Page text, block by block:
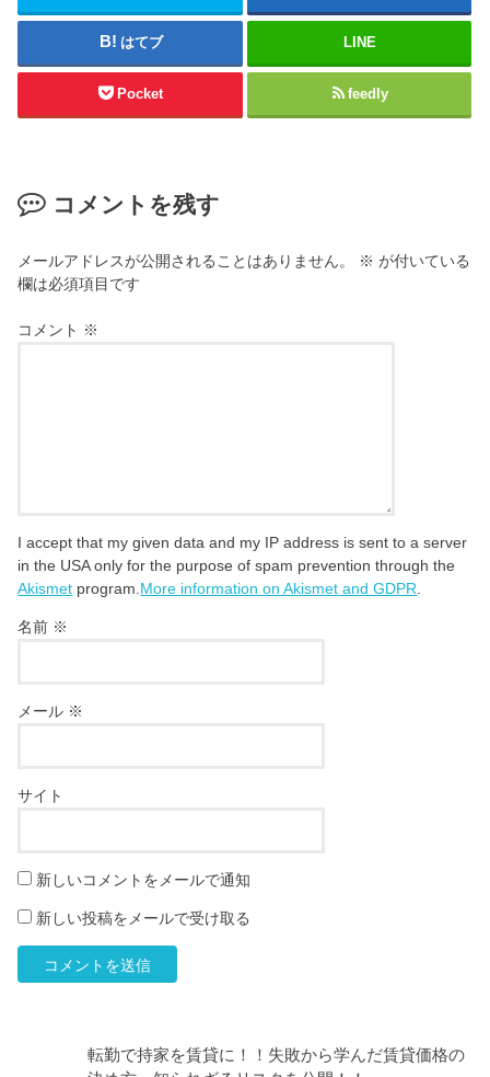
はてブ LINE
Pocket feedly
コメントを残す
メールアドレスが公開されることはありません。 ※ が付いている
欄は必須項目です
コメント ※
I accept that my given data and my IP address is sent to a server
in the USA only for the purpose of spam prevention through the
Akismet program. More information on Akismet and GDPR
名前 ※
メール ※
サイト
新しいコメントをメールで通知
新しい投稿をメールで受け取る
転勤で持家を賃貸に！！失敗から学んだ賃貸価格の